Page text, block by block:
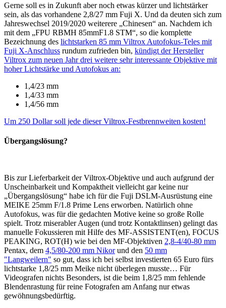
Gerne soll es in Zukunft aber noch etwas kürzer und lichtstärker
sein, als das vorhandene 2,8/27 mm Fuji X. Und da deuten sich zum
Jahreswechsel 2019/2020 weiterere „Chinesen“ an. Nachdem ich
mit dem „FPU RBMH 85mmF1.8 STM“, so die komplette
Bezeichnung des lichtstarken 85 mm Viltrox Autofokus-Teles mit
Fuji X-Anschluss rundum zufrieden bin, kündigt der Hersteller
Viltrox zum neuen Jahr drei weitere sehr interessante Objektive mit
hoher Lichtstärke und Autofokus an:
1,4/23 mm
1,4/33 mm
1,4/56 mm
Um 250 Dollar soll jede dieser Viltrox-Festbrennweiten kosten!
Übergangslösung?
Bis zur Lieferbarkeit der Viltrox-Objektive und auch aufgrund der
Unscheinbarkeit und Kompaktheit vielleicht gar keine nur
„Übergangslösung“ habe ich für die Fuji DSLM-Ausrüstung eine
MEIKE 25mm F/1.8 Prime Lens erworben. Natürlich ohne
Autofokus, was für die gedachten Motive keine so große Rolle
spielt. Trotz miserabler Augen (und trotz Kontaktlinsen) gelingt das
manuelle Fokussieren mit Hilfe des MF-ASSISTENT(en), FOCUS
PEAKING, ROT(H) wie bei den MF-Objektiven 2,8-4/40-80 mm
Pentax, dem 4,5/80-200 mm Nikorund den 50 mm
"Langweilern" so gut, dass ich bei selbst investierten 65 Euro fürs
lichtstarke 1,8/25 mm Meike nicht überlegen musste… Für
Videografen nichts Besonders, ist die beim 1,8/25 mm fehlende
Blendenrastung für reine Fotografen am Anfang nur etwas
gewöhnungsbedürftig.